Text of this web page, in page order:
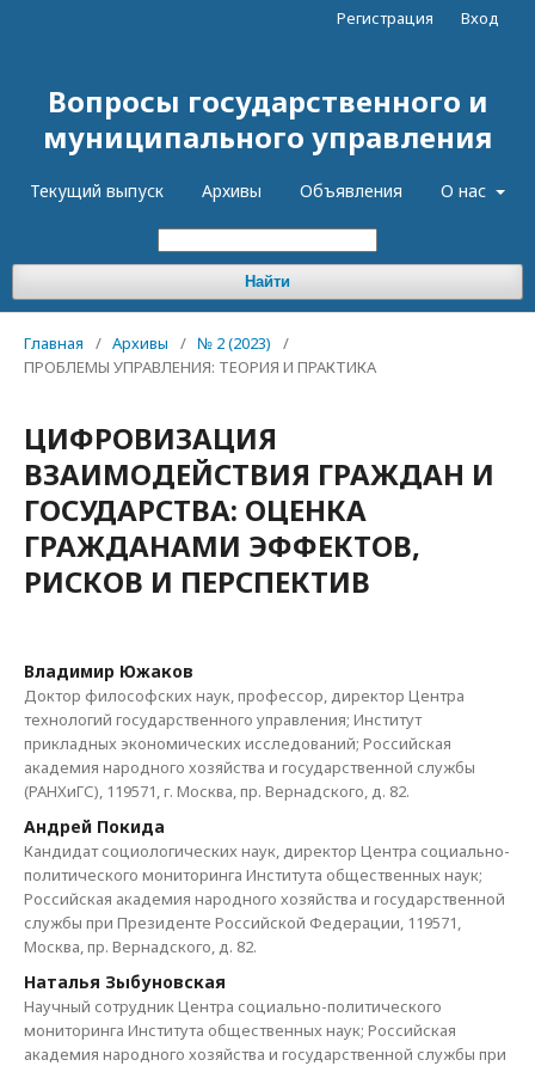
Вопросы государственного и
муниципального управления
Текущий выпуск Архивы Объявления О нас
Найти
Регистрация Вход
Главная / Архивы / № 2 (2023)
/
ПРОБЛЕМЫ УПРАВЛЕНИЯ: ТЕОРИЯ И ПРАКТИКА
ЦИФРОВИЗАЦИЯ
ВЗАИМОДЕЙСТВИЯ ГРАЖДАН И
ГОСУДАРСТВА: ОЦЕНКА
ГРАЖДАНАМИ ЭФФЕКТОВ,
РИСКОВ И ПЕРСПЕКТИВ
Владимир Южаков
Доктор философских наук, профессор, директор Центра
технологий государственного управления; Институт
прикладных экономических исследований; Российская
академия народного хозяйства и государственной службы
(РАНХиГС), 119571, г. Москва, пр. Вернадского, д. 82.
Андрей Покида
Кандидат социологических наук, директор Центра социально-
политического мониторинга Института общественных наук;
Российская академия народного хозяйства и государственной
службы при Президенте Российской Федерации, 119571,
Москва, пр. Вернадского, д. 82.
Наталья Зыбуновская
Научный сотрудник Центра социально-политического
мониторинга Института общественных наук; Российская
академия народного хозяйства и государственной службы при